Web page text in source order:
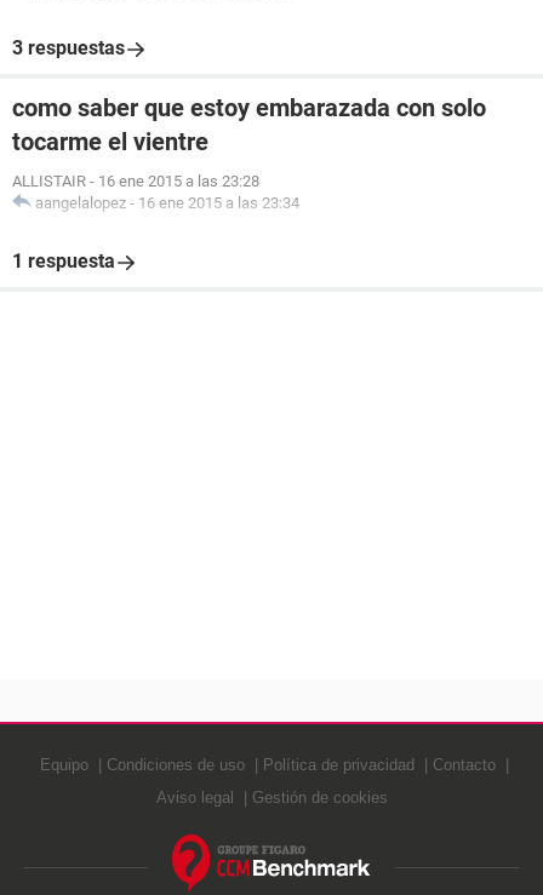
3 respuestas
como saber que estoy embarazada con solo
tocarme el vientre
ALLISTAIR - 16 ene 2015 a las 23:28
aangelalopez - 16 ene 2015 a las 23:34
1 respuesta
Equipo Condiciones de uso Política de privacidad
Contacto
Aviso legal
Gestión de cookies